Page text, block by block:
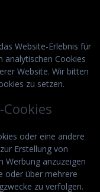
Website-Erlebnis für
analytischen Cookies
Website. Wir bitten
zu setzen.
oder eine andere
Erstellung von
Werbung anzuzeigen
oder über mehrere
zu verfolgen.